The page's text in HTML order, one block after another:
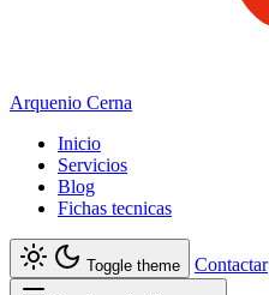
Arquenio Cerna
Inicio
Servicios
Blog
Fichas tecnicas
Toggle theme Contactar